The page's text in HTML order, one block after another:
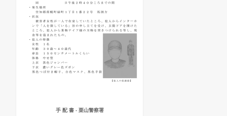
手 配 書 - 栗山警察署